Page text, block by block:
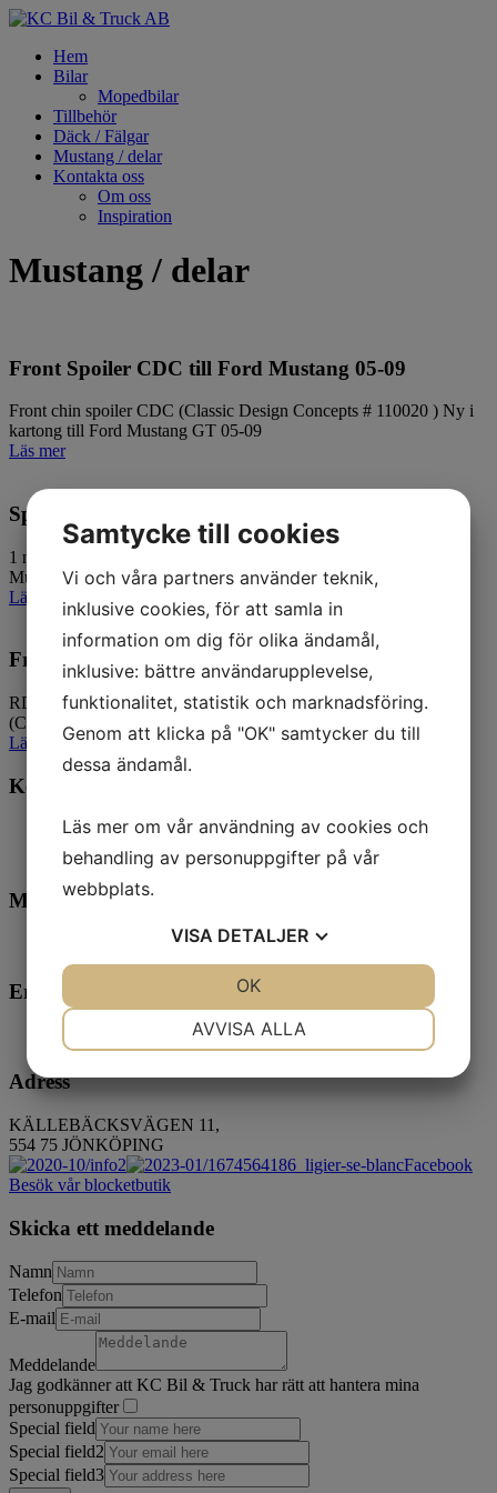
Hem
Bilar
Mopedbilar
Tillbehör
Däck / Fälgar
Mustang / delar
Kontakta oss
Om oss
Inspiration
Mustang / delar
Front Spoiler CDC till Ford Mustang 05-09
Front chin spoiler CDC (Classic Design Concepts # 110020 ) Ny i
kartong till Ford Mustang GT 05-09
Läs mer
Sportfilter KN 57-2565 till Mustang GT
1 nytt kit ( öppnad kartong ) ny pris: 6250:- NU: 4350:- passar
Mustang GT 2005-2009 (4.6L) K&N …
Läs mer
Front spoiler till Ford Mustang
RDX Race Designs frontspoiler Vario-X. passar Ford Mustang
(Coupé & Cabriolet) 2005-2009 matrial polyuretan …
Läs mer
Kontakt
036 71 56 29
Mikael Carlson
Erik Karlqvist
Adress
KÄLLEBÄCKSVÄGEN 11,
554 75 JÖNKÖPING
Facebook
Besök vår blocketbutik
Skicka ett meddelande
Namn
Telefon
E-mail
Meddelande
Jag godkänner att KC Bil & Truck har rätt att hantera mina
personuppgifter
Special field
Special field2
Special field3
Samtycke till cookies
Vi och våra partners använder teknik,
inklusive cookies, för att samla in
information om dig för olika ändamål,
inklusive: bättre användarupplevelse,
funktionalitet, statistik och marknadsföring.
Genom att klicka på "OK" samtycker du till
dessa ändamål.
Läs mer om vår användning av cookies och
behandling av personuppgifter på vår
webbplats.
VISA DETALJER
AVVISA ALLA
OK